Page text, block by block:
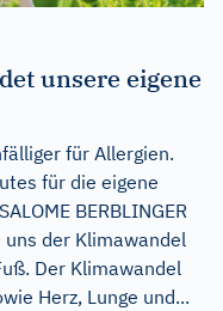
unsere eigene
für Allergien.
für die eigene
BERBLINGER
der Klimawandel
Der Klimawandel
Herz, Lunge und...